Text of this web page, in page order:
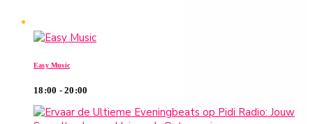
Easy Music
18:00 - 20:00